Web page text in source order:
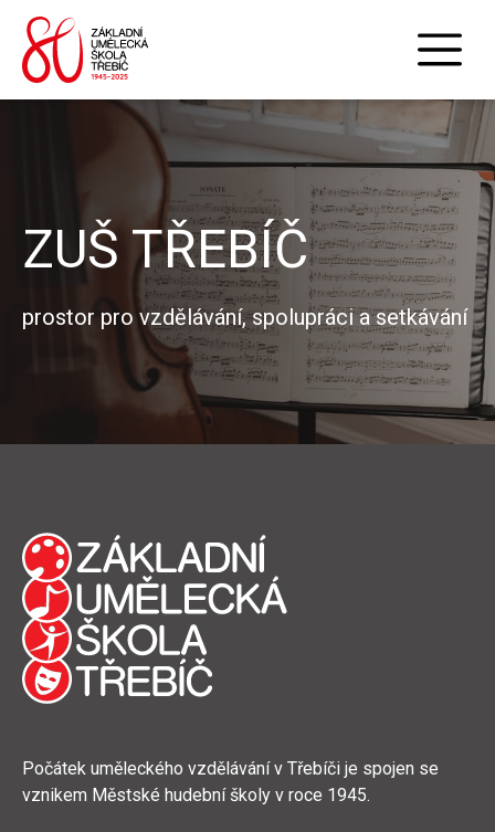
ZUŠ TŘEBÍČ
prostor pro vzdělávání, spolupráci a setkávání
Počátek uměleckého vzdělávání v Třebíči je spojen se
vznikem Městské hudební školy v roce 1945.